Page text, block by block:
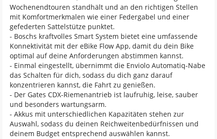
Wochenendtouren standhält und an den richtigen Stellen
mit Komfortmerkmalen wie einer Federgabel und einer
gefederten Sattelstütze punktet.
- Boschs kraftvolles Smart System bietet eine umfassende
Konnektivität mit der eBike Flow App, damit du dein Bike
optimal auf deine Anforderungen abstimmen kannst.
- Einmal eingestellt, übernimmt die Enviolo Automatiq-Nabe
das Schalten für dich, sodass du dich ganz darauf
konzentrieren kannst, die Fahrt zu genießen.
- Der Gates CDX-Riemenantrieb ist laufruhig, leise, sauber
und besonders wartungsarm.
- Akkus mit unterschiedlichen Kapazitäten stehen zur
Auswahl, sodass du deinen Reichweitenbedürfnissen und
deinem Budget entsprechend auswählen kannst.